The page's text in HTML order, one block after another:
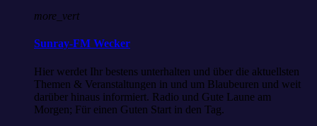
more_vert
Sunray-FM Wecker
Hier werdet Ihr bestens unterhalten und über die aktuellsten
Themen & Veranstaltungen in und um Blaubeuren und weit
darüber hinaus informiert. Radio und Gute Laune am
Morgen; Für einen Guten Start in den Tag.